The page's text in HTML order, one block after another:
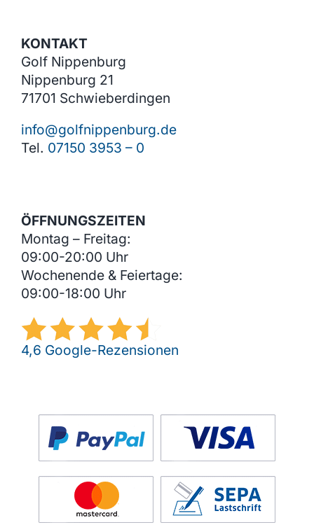
KONTAKT
Golf Nippenburg
Nippenburg 21
71701 Schwieberdingen
info@golfnippenburg.de
Tel. 07150 3953 – 0
ÖFFNUNGSZEITEN
Montag – Freitag:
09:00-20:00 Uhr
Wochenende & Feiertage:
09:00-18:00 Uhr
4,6 Google-Rezensionen